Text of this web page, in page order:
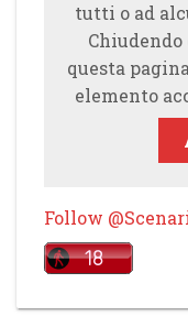
tutti o ad
Chiudendo
questa
elemento
Follow